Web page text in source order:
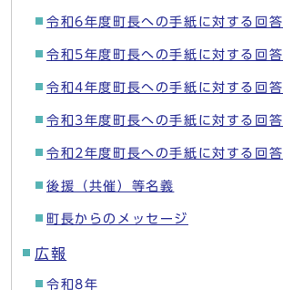
令和6年度町長への手紙に対する回答
令和5年度町長への手紙に対する回答
令和4年度町長への手紙に対する回答
令和3年度町長への手紙に対する回答
令和2年度町長への手紙に対する回答
後援（共催）等名義
町長からのメッセージ
広報
令和8年